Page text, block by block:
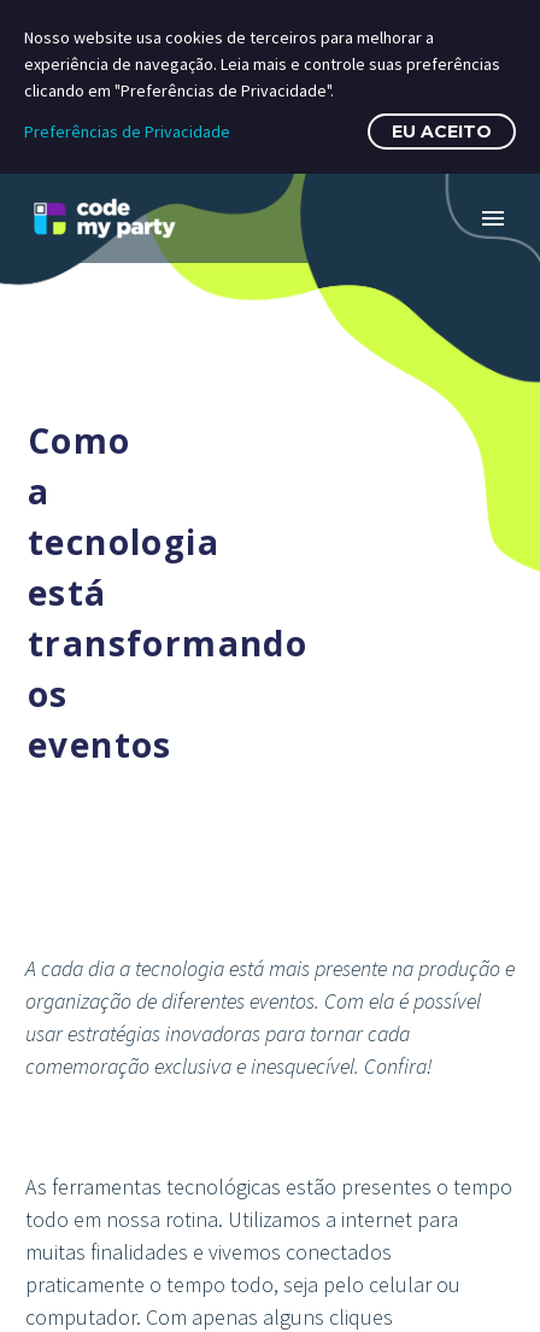
Como
a
tecnologia
está
transformando
os
eventos
A cada dia a tecnologia está mais presente na produção e
organização de diferentes eventos. Com ela é possível
usar estratégias inovadoras para tornar cada
comemoração exclusiva e inesquecível. Confira!
As ferramentas tecnológicas estão presentes o tempo
todo em nossa rotina. Utilizamos a internet para
muitas finalidades e vivemos conectados
praticamente o tempo todo, seja pelo celular ou
computador. Com apenas alguns cliques
Nosso website usa cookies de terceiros para melhorar a
experiência de navegação. Leia mais e controle suas preferências
clicando em "Preferências de Privacidade".
Preferências de Privacidade
EU ACEITO